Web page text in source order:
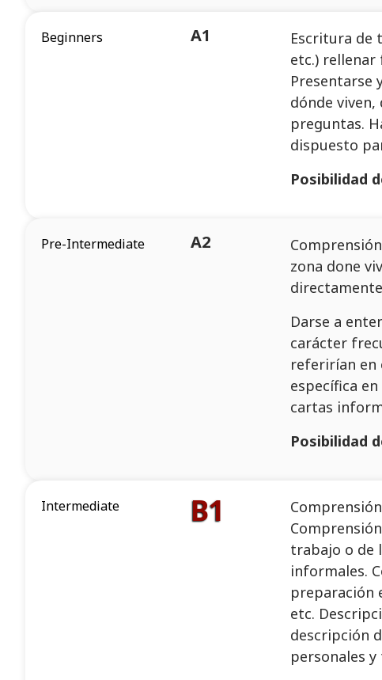
Beginners A1
Escritura de
etc.)
Presentarse
dónde viven,
preguntas.
dispuesto
Posibilidad
Pre-Intermediate​ A2
zona done
Darse a
carácter
referirían en
específica
cartas
Posibilidad
Intermediate B1
trabajo o de
informales.
preparación
etc.
descripción
personales